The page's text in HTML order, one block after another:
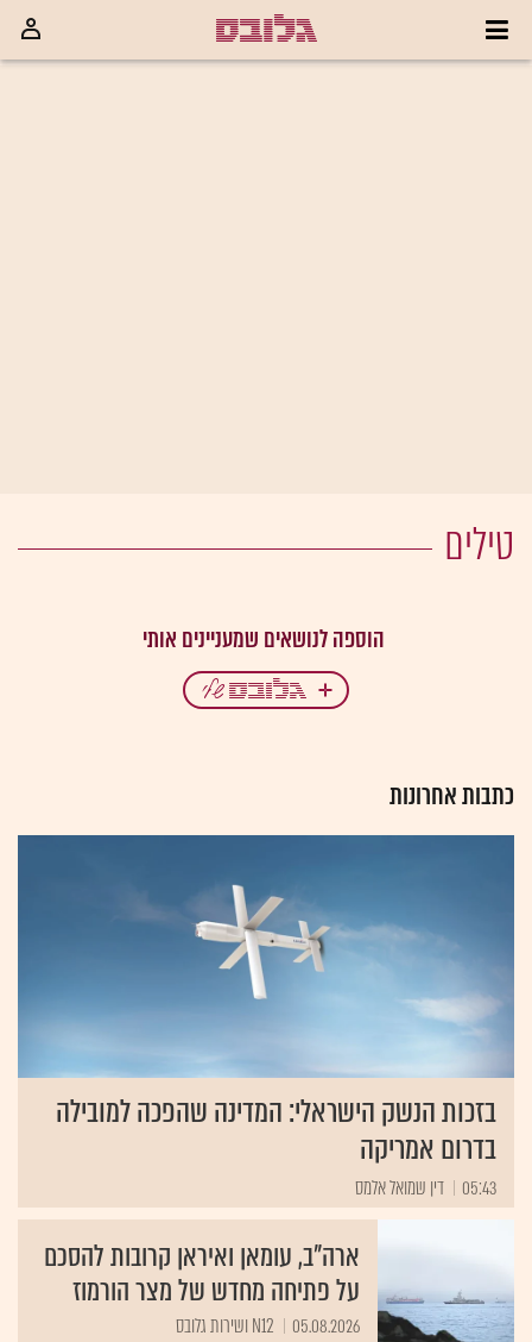
טילים
כתבות אחרונות
בזכות הנשק הישראלי: המדינה שהפכה למובילה
בדרום אמריקה
05:43 דין שמואל אלמס
ארה"ב, עומאן ואיראן קרובות להסכם
על פתיחה מחדש של מצר הורמוז
05.08.2026 N12 ושירות גלובס